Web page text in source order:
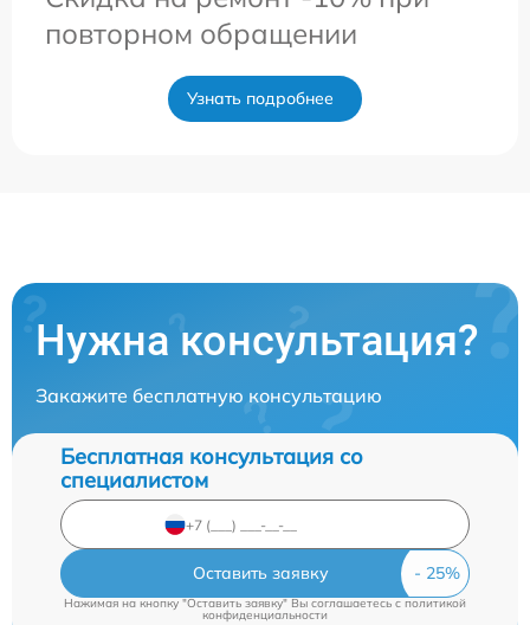
повторном обращении
Узнать подробнее
Нужна консультация?
Закажите бесплатную консультацию
Бесплатная консультация со
специалистом
Оставить заявку
Нажимая на кнопку "Оставить заявку" Вы соглашаетесь c политикой
конфиденциальности